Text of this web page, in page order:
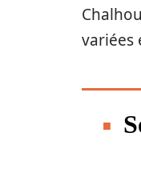
variées